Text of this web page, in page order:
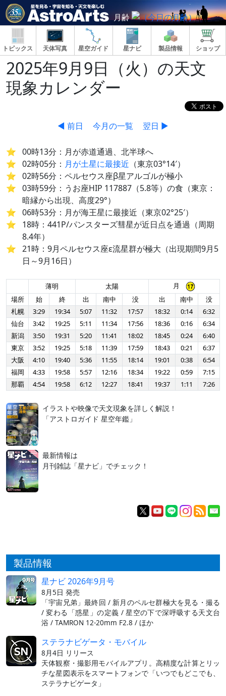
月齢
トピックス 天体写真 星空ガイド 星ナビ 製品情報 ショップ
2025年9月9日（火）の天文
現象カレンダー
◀ 前日 今月の一覧 翌日 ▶
00時13分：月が赤道通過、北半球へ
02時05分： 月が土星に最接近 （東京03°14′）
02時56分：ペルセウス座β星アルゴルが極小
03時59分：うお座HIP 117887（5.8等）の食（東京：
暗縁から出現、高度29°）
06時53分：月が海王星に最接近（東京02°25′）
18時：441P/パンスターズ彗星が近日点を通過（周期
8.4年）
21時：9月ペルセウス座ε流星群が極大（出現期間9月5
日～9月16日）
薄明 太陽
月
場所
始 終 出 南中 没 出 南中
没
札幌
3:29 19:34 5:07 11:32 17:57 18:32 0:14
6:32
仙台
3:42 19:25 5:11 11:34 17:56 18:36 0:16
6:34
新潟
3:50 19:31 5:20 11:41 18:02 18:45 0:24
6:40
東京
3:52 19:25 5:18 11:39 17:59 18:43 0:21
6:37
大阪
4:10 19:40 5:36 11:55 18:14 19:01 0:38
6:54
福岡
4:33 19:58 5:57 12:16 18:34 19:22 0:59
7:15
那覇
4:54 19:58 6:12 12:27 18:41 19:37 1:11 7:26
イラストや映像で天文現象を詳しく解説！
「アストロガイド 星空年鑑」
最新情報は
月刊雑誌「星ナビ」でチェック！
製品情報
星ナビ 2026年9月号
8月5日 発売
「宇宙兄弟」最終回 / 新月のペルセ群極大を見る・撮る
/ 変わる「惑星」の定義 / 星空の下で深呼吸する天文台
浴 / TAMRON 12-20mm F2.8 / ほか
ステラナビゲータ・モバイル
8月4日 リリース
天体観察・撮影用モバイルアプリ。高精度な計算とリッ
チな星図表示をスマートフォンで「いつでもどこでも、
ステラナビゲータ」